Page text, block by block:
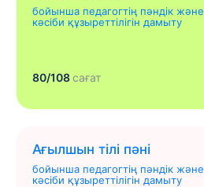
бойынша педагогтің пәндік және
кәсіби құзыреттілігін дамыту
80/108сағат
Ағылшын тілі пәні
бойынша педагогтің пәндік және
кәсіби құзыреттілігін дамыту